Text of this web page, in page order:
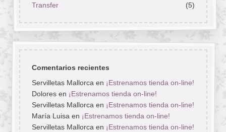
Transfer
(5)
Comentarios recientes
Servilletas Mallorcaen ¡Estrenamos tienda on-line!
Doloresen ¡Estrenamos tienda on-line!
Servilletas Mallorcaen ¡Estrenamos tienda on-line!
María Luisaen ¡Estrenamos tienda on-line!
Servilletas Mallorcaen ¡Estrenamos tienda on-line!